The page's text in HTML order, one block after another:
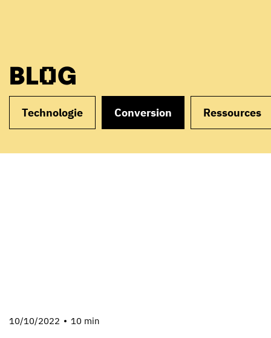
BLOG
Technologie Conversion Ressources
10/10/2022 10 min